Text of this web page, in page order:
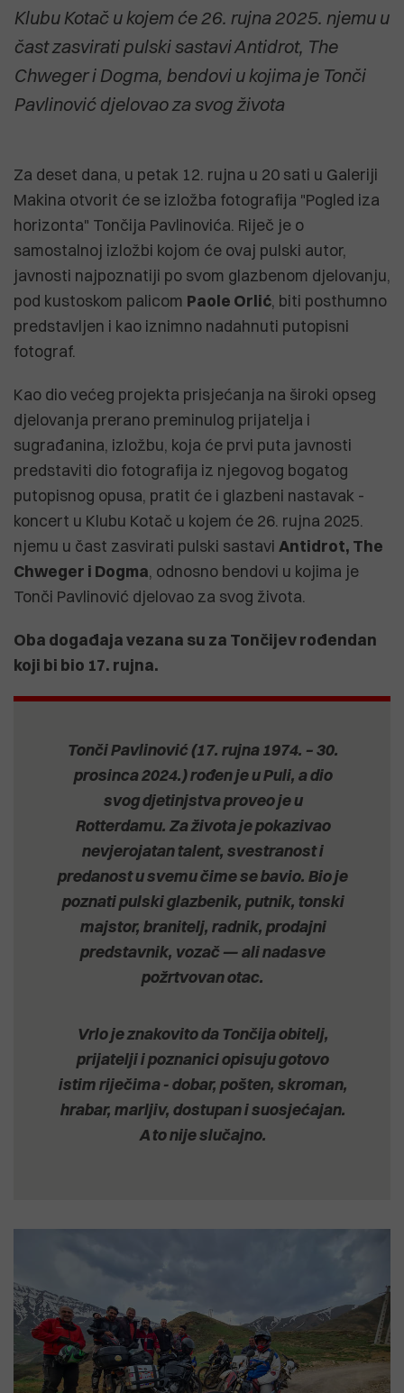
Klubu Kotač u kojem će 26. rujna 2025. njemu u
čast zasvirati pulski sastavi Antidrot, The
Chweger i Dogma, bendovi u kojima je Tonči
Pavlinović djelovao za svog života
Za deset dana, u petak 12. rujna u 20 sati u Galeriji
Makina otvorit će se izložba fotografija "Pogled iza
horizonta" Tončija Pavlinovića. Riječ je o
samostalnoj izložbi kojom će ovaj pulski autor,
javnosti najpoznatiji po svom glazbenom djelovanju,
pod kustoskom palicom Paole Orlić, biti posthumno
predstavljen i kao iznimno nadahnuti putopisni
fotograf.
Kao dio većeg projekta prisjećanja na široki opseg
djelovanja prerano preminulog prijatelja i
sugrađanina, izložbu, koja će prvi puta javnosti
predstaviti dio fotografija iz njegovog bogatog
putopisnog opusa, pratit će i glazbeni nastavak -
koncert u Klubu Kotač u kojem će 26. rujna 2025.
njemu u čast zasvirati pulski sastavi Antidrot, The
Chweger i Dogma, odnosno bendovi u kojima je
Tonči Pavlinović djelovao za svog života.
Oba događaja vezana su za Tončijev rođendan
koji bi bio 17. rujna.
Tonči Pavlinović (17. rujna 1974. – 30.
prosinca 2024.) rođen je u Puli, a dio
svog djetinjstva proveo je u
Rotterdamu. Za života je pokazivao
nevjerojatan talent, svestranost i
predanost u svemu čime se bavio. Bio je
poznati pulski glazbenik, putnik, tonski
majstor, branitelj, radnik, prodajni
predstavnik, vozač — ali nadasve
požrtvovan otac.
Vrlo je znakovito da Tončija obitelj,
prijatelji i poznanici opisuju gotovo
istim riječima - dobar, pošten, skroman,
hrabar, marljiv, dostupan i suosjećajan.
A to nije slučajno.